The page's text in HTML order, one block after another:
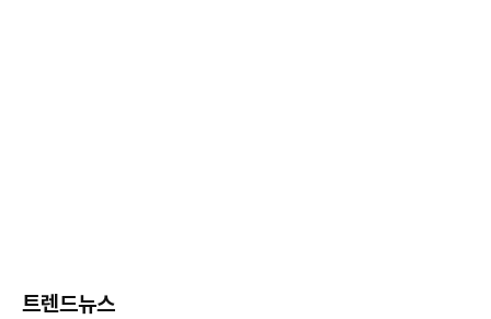
트렌드뉴스